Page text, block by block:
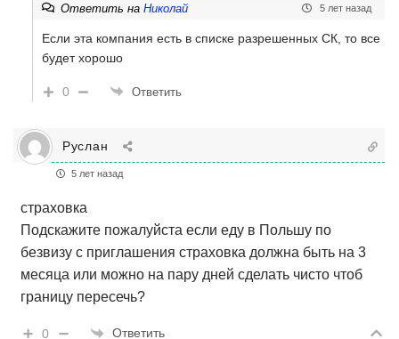
Ответить на Николай 5 лет назад
Если эта компания есть в списке разрешенных СК, то все
будет хорошо
0 Ответить
Руслан
5 лет назад
страховка
Подскажите пожалуйста если еду в Польшу по
безвизу с приглашения страховка должна быть на 3
месяца или можно на пару дней сделать чисто чтоб
границу пересечь?
0 Ответить